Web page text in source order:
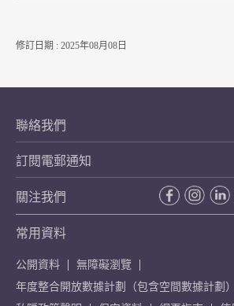
修訂日期 : 2025年08月08日
聯絡我們
訂閱電郵通知
關注我們
常用資料
公開資料
無障礙瀏覽
年度整合開放數據計劃（包含空間數據計劃）